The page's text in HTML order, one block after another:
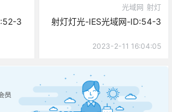
3
光域网 射灯
射灯灯光-IES光域网-ID:54-3
2023-2-11 16:04:05